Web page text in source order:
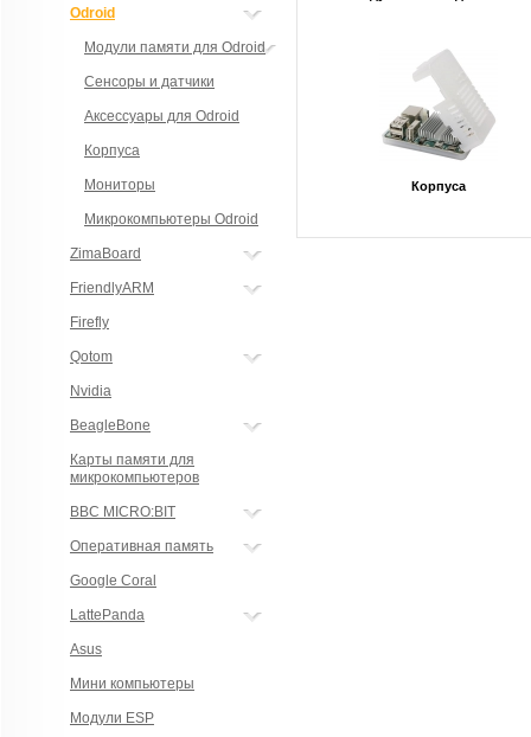
Odroid
Модули памяти для Odroid
Сенсоры и датчики
Аксессуары для Odroid
Корпуса
Мониторы
Микрокомпьютеры Odroid
ZimaBoard
FriendlyARM
Firefly
Qotom
Nvidia
BeagleBone
Карты памяти для
микрокомпьютеров
BBC MICRO:BIT
Оперативная память
Google Coral
LattePanda
Asus
Мини компьютеры
Модули ESP
Корпуса